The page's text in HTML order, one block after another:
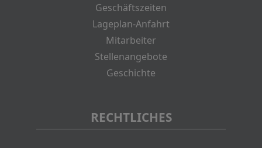
Geschäftszeiten
Lageplan-Anfahrt
Mitarbeiter
Stellenangebote
Geschichte
RECHTLICHES